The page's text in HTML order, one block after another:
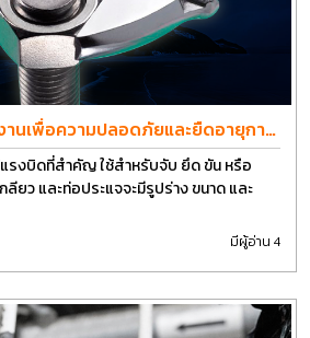
านเพื่อความปลอดภัยและยืดอายุการ
นแรงบิดที่สำคัญ ใช้สำหรับจับ ยึด ขัน หรือ
ยว และท่อประแจจะมีรูปร่าง ขนาด และ
มีผู้อ่าน 4